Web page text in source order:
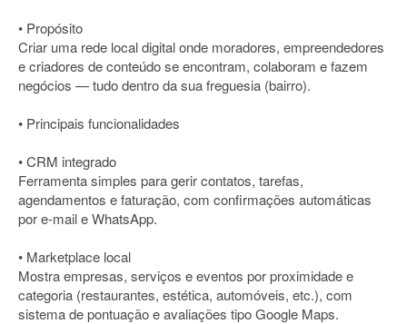
• Propósito
Criar uma rede local digital onde moradores, empreendedores
e criadores de conteúdo se encontram, colaboram e fazem
negócios — tudo dentro da sua freguesia (bairro).
• Principais funcionalidades
• CRM integrado
Ferramenta simples para gerir contatos, tarefas,
agendamentos e faturação, com confirmações automáticas
por e-mail e WhatsApp.
• Marketplace local
Mostra empresas, serviços e eventos por proximidade e
categoria (restaurantes, estética, automóveis, etc.), com
sistema de pontuação e avaliações tipo Google Maps.